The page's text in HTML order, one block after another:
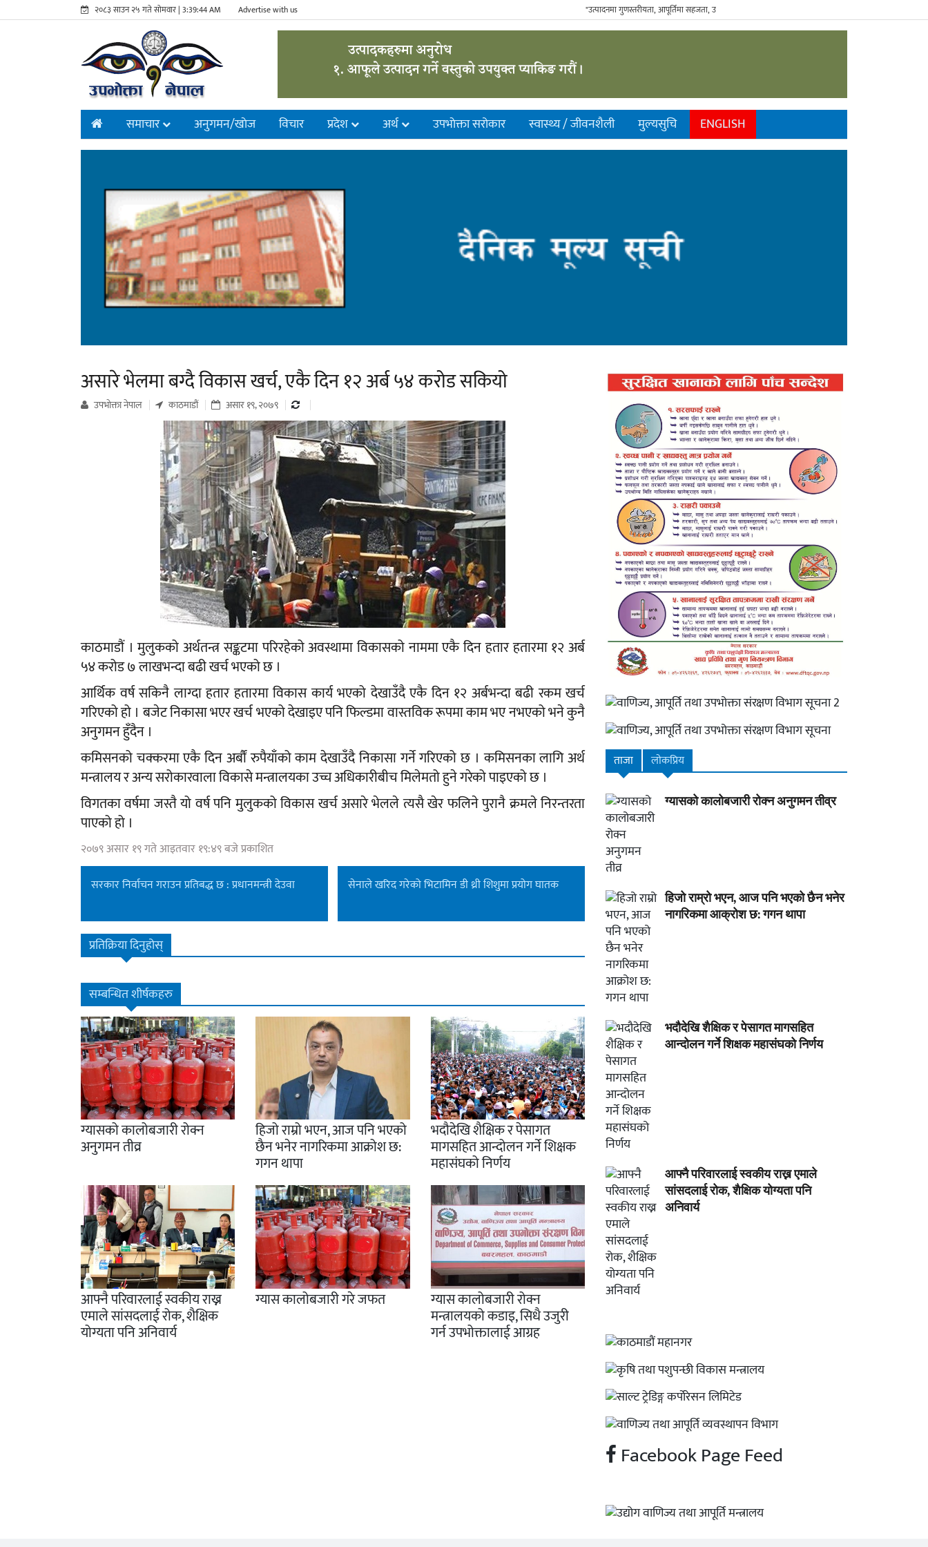
२०८३ साउन २५ गते सोमवार | 3:39:45 AM Advertise with us "उत्पादनमा गुणस्तरीयता, आपूर्तिमा सहजता, उपभोगमा विवेकशीलता" - The Sustainable Consumer.
समाचार अनुगमन/खाेज विचार प्रदेश अर्थ उपभाेक्ता सरोकार स्वास्थ्य / जीवनशैली मुल्यसुचि ENGLISH
असारे भेलमा बग्दै विकास खर्च, एकै दिन १२ अर्ब ५४ करोड सकियो
उपभाेक्ता नेपाल काठमाडौं असार १९, २०७९
काठमाडौं । मुलुकको अर्थतन्त्र सङ्कटमा परिरहेको अवस्थामा विकासको नाममा एकै दिन हतार हतारमा १२ अर्ब
५४ करोड ७ लाखभन्दा बढी खर्च भएको छ ।
आर्थिक वर्ष सकिनै लाग्दा हतार हतारमा विकास कार्य भएको देखाउँदै एकै दिन १२ अर्बभन्दा बढी रकम खर्च
गरिएको हो । बजेट निकासा भएर खर्च भएको देखाइए पनि फिल्डमा वास्तविक रूपमा काम भए नभएको भने कुनै
अनुगमन हुँदैन ।
कमिसनको चक्करमा एकै दिन अर्बौं रुपैयाँको काम देखाउँदै निकासा गर्ने गरिएको छ । कमिसनका लागि अर्थ
मन्त्रालय र अन्य सरोकारवाला विकासे मन्त्रालयका उच्च अधिकारीबीच मिलेमतो हुने गरेको पाइएको छ ।
विगतका वर्षमा जस्तै यो वर्ष पनि मुलुकको विकास खर्च असारे भेलले त्यसै खेर फलिने पुरानै क्रमले निरन्तरता
पाएको हो ।
२०७९ असार १९ गते आइतवार १९:४९ बजे प्रकाशित
सरकार निर्वाचन गराउन प्रतिबद्ध छ : प्रधानमन्त्री देउवा
सेनाले खरिद गरेको भिटामिन डी थ्री शिशुमा प्रयोग घातक
प्रतिक्रिया दिनुहोस्
सम्बन्धित शीर्षकहरु
ग्यासको कालोबजारी रोक्न
अनुगमन तीव्र
हिजो राम्रो भएन, आज पनि भएको
छैन भनेर नागरिकमा आक्रोश छ:
गगन थापा
भदौदेखि शैक्षिक र पेसागत
मागसहित आन्दोलन गर्ने शिक्षक
महासंघको निर्णय
आफ्नै परिवारलाई स्वकीय राख्न
एमाले सांसदलाई रोक, शैक्षिक
योग्यता पनि अनिवार्य
ग्यास कालोबजारी गरे जफत ग्यास कालोबजारी रोक्न
मन्त्रालयको कडाइ, सिधै उजुरी
गर्न उपभोक्तालाई आग्रह
ताजा लाेकप्रिय
ग्यासको कालोबजारी रोक्न अनुगमन तीव्र
हिजो राम्रो भएन, आज पनि भएको छैन भनेर
नागरिकमा आक्रोश छ: गगन थापा
भदौदेखि शैक्षिक र पेसागत मागसहित
आन्दोलन गर्ने शिक्षक महासंघको निर्णय
आफ्नै परिवारलाई स्वकीय राख्न एमाले
सांसदलाई रोक, शैक्षिक योग्यता पनि
अनिवार्य
Facebook Page Feed